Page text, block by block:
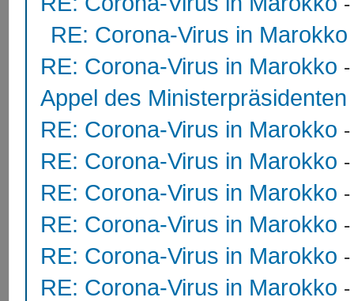
RE: Corona-Virus in Marokko
RE: Corona-Virus in Marokko
Appel des Ministerpräsidenten
RE: Corona-Virus in Marokko
RE: Corona-Virus in Marokko
RE: Corona-Virus in Marokko
RE: Corona-Virus in Marokko
RE: Corona-Virus in Marokko
RE: Corona-Virus in Marokko